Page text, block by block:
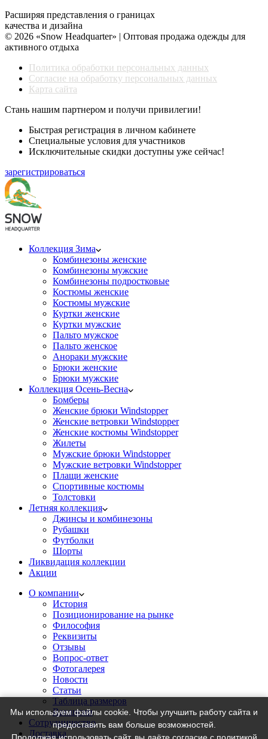
Расширяя представления о границах
качества и дизайна
© 2026 «Snow Headquarter» | Оптовая продажа одежды для
активного отдыха
Политика обработки персональных данных
Согласие на обработку персональных данных
Карта сайта
Стань нашим партнером и получи привилегии!
Быстрая регистрация в личном кабинете
Специальные условия для участников
Исключительные скидки доступны уже сейчас!
зарегистрироваться
Коллекция Зима
Комбинезоны женские
Комбинезоны мужские
Комбинезоны подростковые
Костюмы женские
Костюмы мужские
Куртки женские
Куртки мужские
Пальто мужское
Пальто женское
Анораки мужские
Брюки женские
Брюки мужские
Коллекция Осень-Весна
Бомберы
Женские брюки Windstopper
Женские ветровки Windstopper
Женские костюмы Windstopper
Жилеты
Мужские брюки Windstopper
Мужские ветровки Windstopper
Плащи женские
Спортивные костюмы
Толстовки
Летняя коллекция
Джинсы и комбинезоны
Рубашки
Футболки
Шорты
Ликвидация коллекции
Акции
О компании
История
Позиционирование на рынке
Философия
Реквизиты
Отзывы
Вопрос-ответ
Фотогалерея
Новости
Статьи
Таблица размеров
Вакансии
Сотрудничество
Доставка
Мы используем файлы cookie. Чтобы улучшить работу сайта и
предоставить вам больше возможностей.